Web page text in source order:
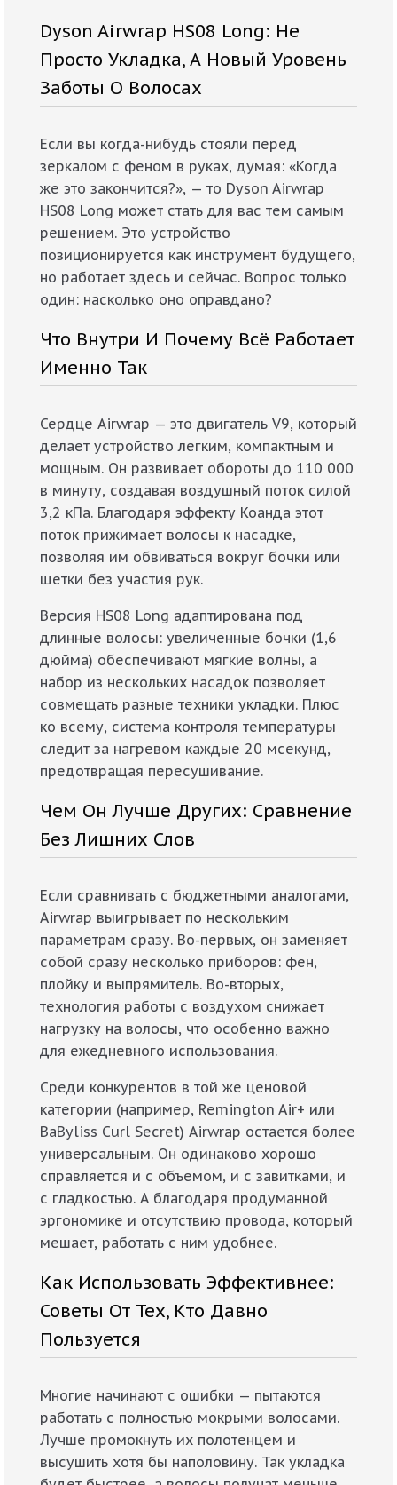
Dyson Airwrap HS08 Long: Не
Просто Укладка, А Новый Уровень
Заботы О Волосах
Если вы когда-нибудь стояли перед
зеркалом с феном в руках, думая: «Когда
же это закончится?», — то Dyson Airwrap
HS08 Long может стать для вас тем самым
решением. Это устройство
позиционируется как инструмент будущего,
но работает здесь и сейчас. Вопрос только
один: насколько оно оправдано?
Что Внутри И Почему Всё Работает
Именно Так
Сердце Airwrap — это двигатель V9, который
делает устройство легким, компактным и
мощным. Он развивает обороты до 110 000
в минуту, создавая воздушный поток силой
3,2 кПа. Благодаря эффекту Коанда этот
поток прижимает волосы к насадке,
позволяя им обвиваться вокруг бочки или
щетки без участия рук.
Версия HS08 Long адаптирована под
длинные волосы: увеличенные бочки (1,6
дюйма) обеспечивают мягкие волны, а
набор из нескольких насадок позволяет
совмещать разные техники укладки. Плюс
ко всему, система контроля температуры
следит за нагревом каждые 20 мсекунд,
предотвращая пересушивание.
Чем Он Лучше Других: Сравнение
Без Лишних Слов
Если сравнивать с бюджетными аналогами,
Airwrap выигрывает по нескольким
параметрам сразу. Во-первых, он заменяет
собой сразу несколько приборов: фен,
плойку и выпрямитель. Во-вторых,
технология работы с воздухом снижает
нагрузку на волосы, что особенно важно
для ежедневного использования.
Среди конкурентов в той же ценовой
категории (например, Remington Air+ или
BaByliss Curl Secret) Airwrap остается более
универсальным. Он одинаково хорошо
справляется и с объемом, и с завитками, и
с гладкостью. А благодаря продуманной
эргономике и отсутствию провода, который
мешает, работать с ним удобнее.
Как Использовать Эффективнее:
Советы От Тех, Кто Давно
Пользуется
Многие начинают с ошибки — пытаются
работать с полностью мокрыми волосами.
Лучше промокнуть их полотенцем и
высушить хотя бы наполовину. Так укладка